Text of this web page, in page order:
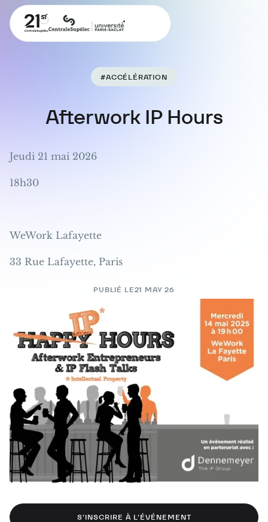
#ACCÉLÉRATION
Afterwork IP Hours
Jeudi 21 mai 2026
18h30
WeWork Lafayette
33 Rue Lafayette, Paris
PUBLIÉ LE21 MAY 26
S'INSCRIRE À L'ÉVÉNEMENT